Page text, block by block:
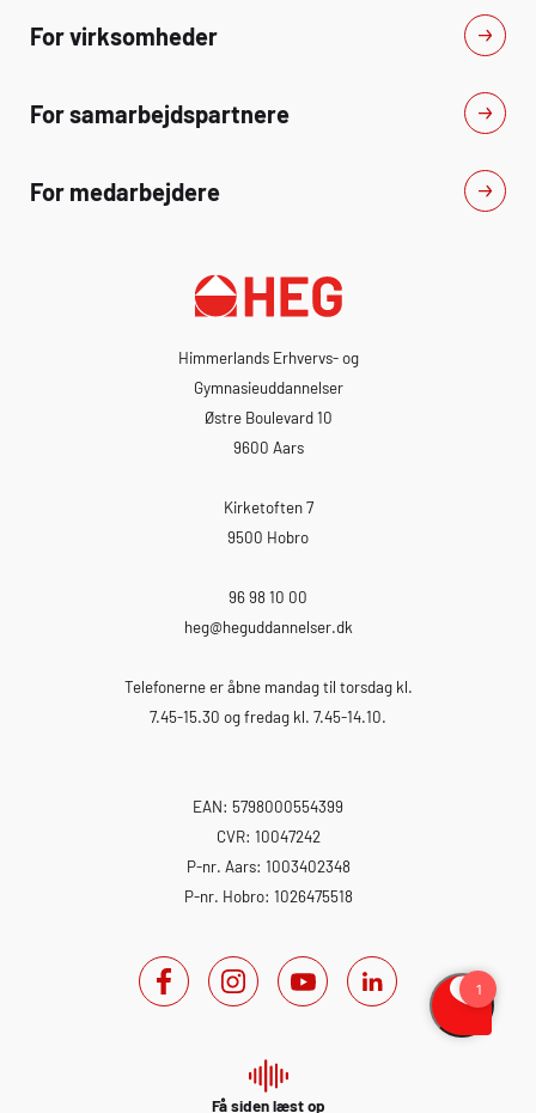
For virksomheder
For samarbejdspartnere
For medarbejdere
Himmerlands Erhvervs- og
Gymnasieuddannelser
Østre Boulevard 10
9600 Aars
Kirketoften 7
9500 Hobro
96 98 10 00
heg@heguddannelser.dk
Telefonerne er åbne mandag til torsdag kl.
7.45-15.30 og fredag kl. 7.45-14.10.
EAN: 5798000554399
CVR: 10047242
P-nr. Aars: 1003402348
P-nr. Hobro: 1026475518
Få siden læst op